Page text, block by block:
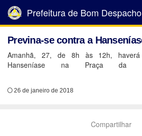
Prefeitura de Bom Despacho
Previna-se contra a
Amanhã, 27, de 8h às 12h,
Hanseníase na Praça da
26 de janeiro de 2018
Compartilhar